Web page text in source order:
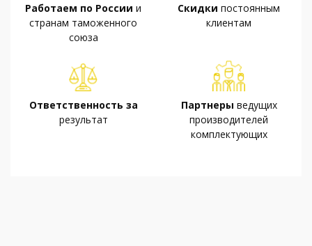
Работаем по России и
странам таможенного
союза
Скидки постоянным
клиентам
Ответственность за
результат
Партнеры ведущих
производителей
комплектующих